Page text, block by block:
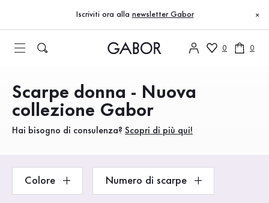
Vai al contenuto principale
Vai alla navigazione principale
Iscriviti ora alla newsletter Gabor ×
0 0
Prodotti
Scarpe donna - Nuova
collezione Gabor
Hai bisogno di consulenza? Scopri di più qui!
Colore Numero di scarpe